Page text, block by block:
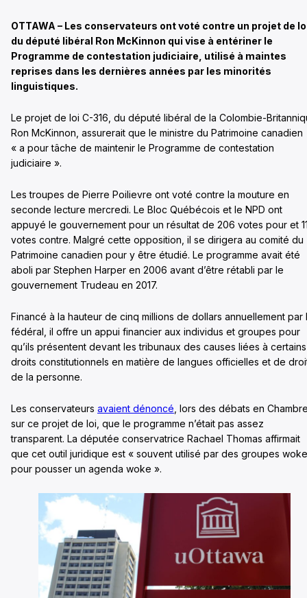
OTTAWA – Les conservateurs ont voté contre un projet de
du député libéral Ron McKinnon qui vise à entériner le
Programme de contestation judiciaire, utilisé à maintes
reprises dans les dernières années par les minorités
linguistiques.
Le projet de loi C-316, du député libéral de la Colombie-
Ron McKinnon, assurerait que le ministre du Patrimoine canadien
« a pour tâche de maintenir le Programme de contestation
judiciaire ».
Les troupes de Pierre Poilievre ont voté contre la mouture en
seconde lecture mercredi. Le Bloc Québécois et le NPD ont
appuyé le gouvernement pour un résultat de 206 votes pour et
votes contre. Malgré cette opposition, il se dirigera au comité du
Patrimoine canadien pour y être étudié. Le programme avait été
aboli par Stephen Harper en 2006 avant d’être rétabli par le
gouvernement Trudeau en 2017.
Financé à la hauteur de cinq millions de dollars annuellement par
fédéral, il offre un appui financier aux individus et groupes pour
qu’ils présentent devant les tribunaux des causes liées à certains
droits constitutionnels en matière de langues officielles et de
de la personne.
Les conservateurs avaient dénoncé , lors des débats en
sur ce projet de loi, que le programme n’était pas assez
transparent. La députée conservatrice Rachael Thomas affirmait
que cet outil juridique est « souvent utilisé par des groupes
pour pousser un agenda woke ».